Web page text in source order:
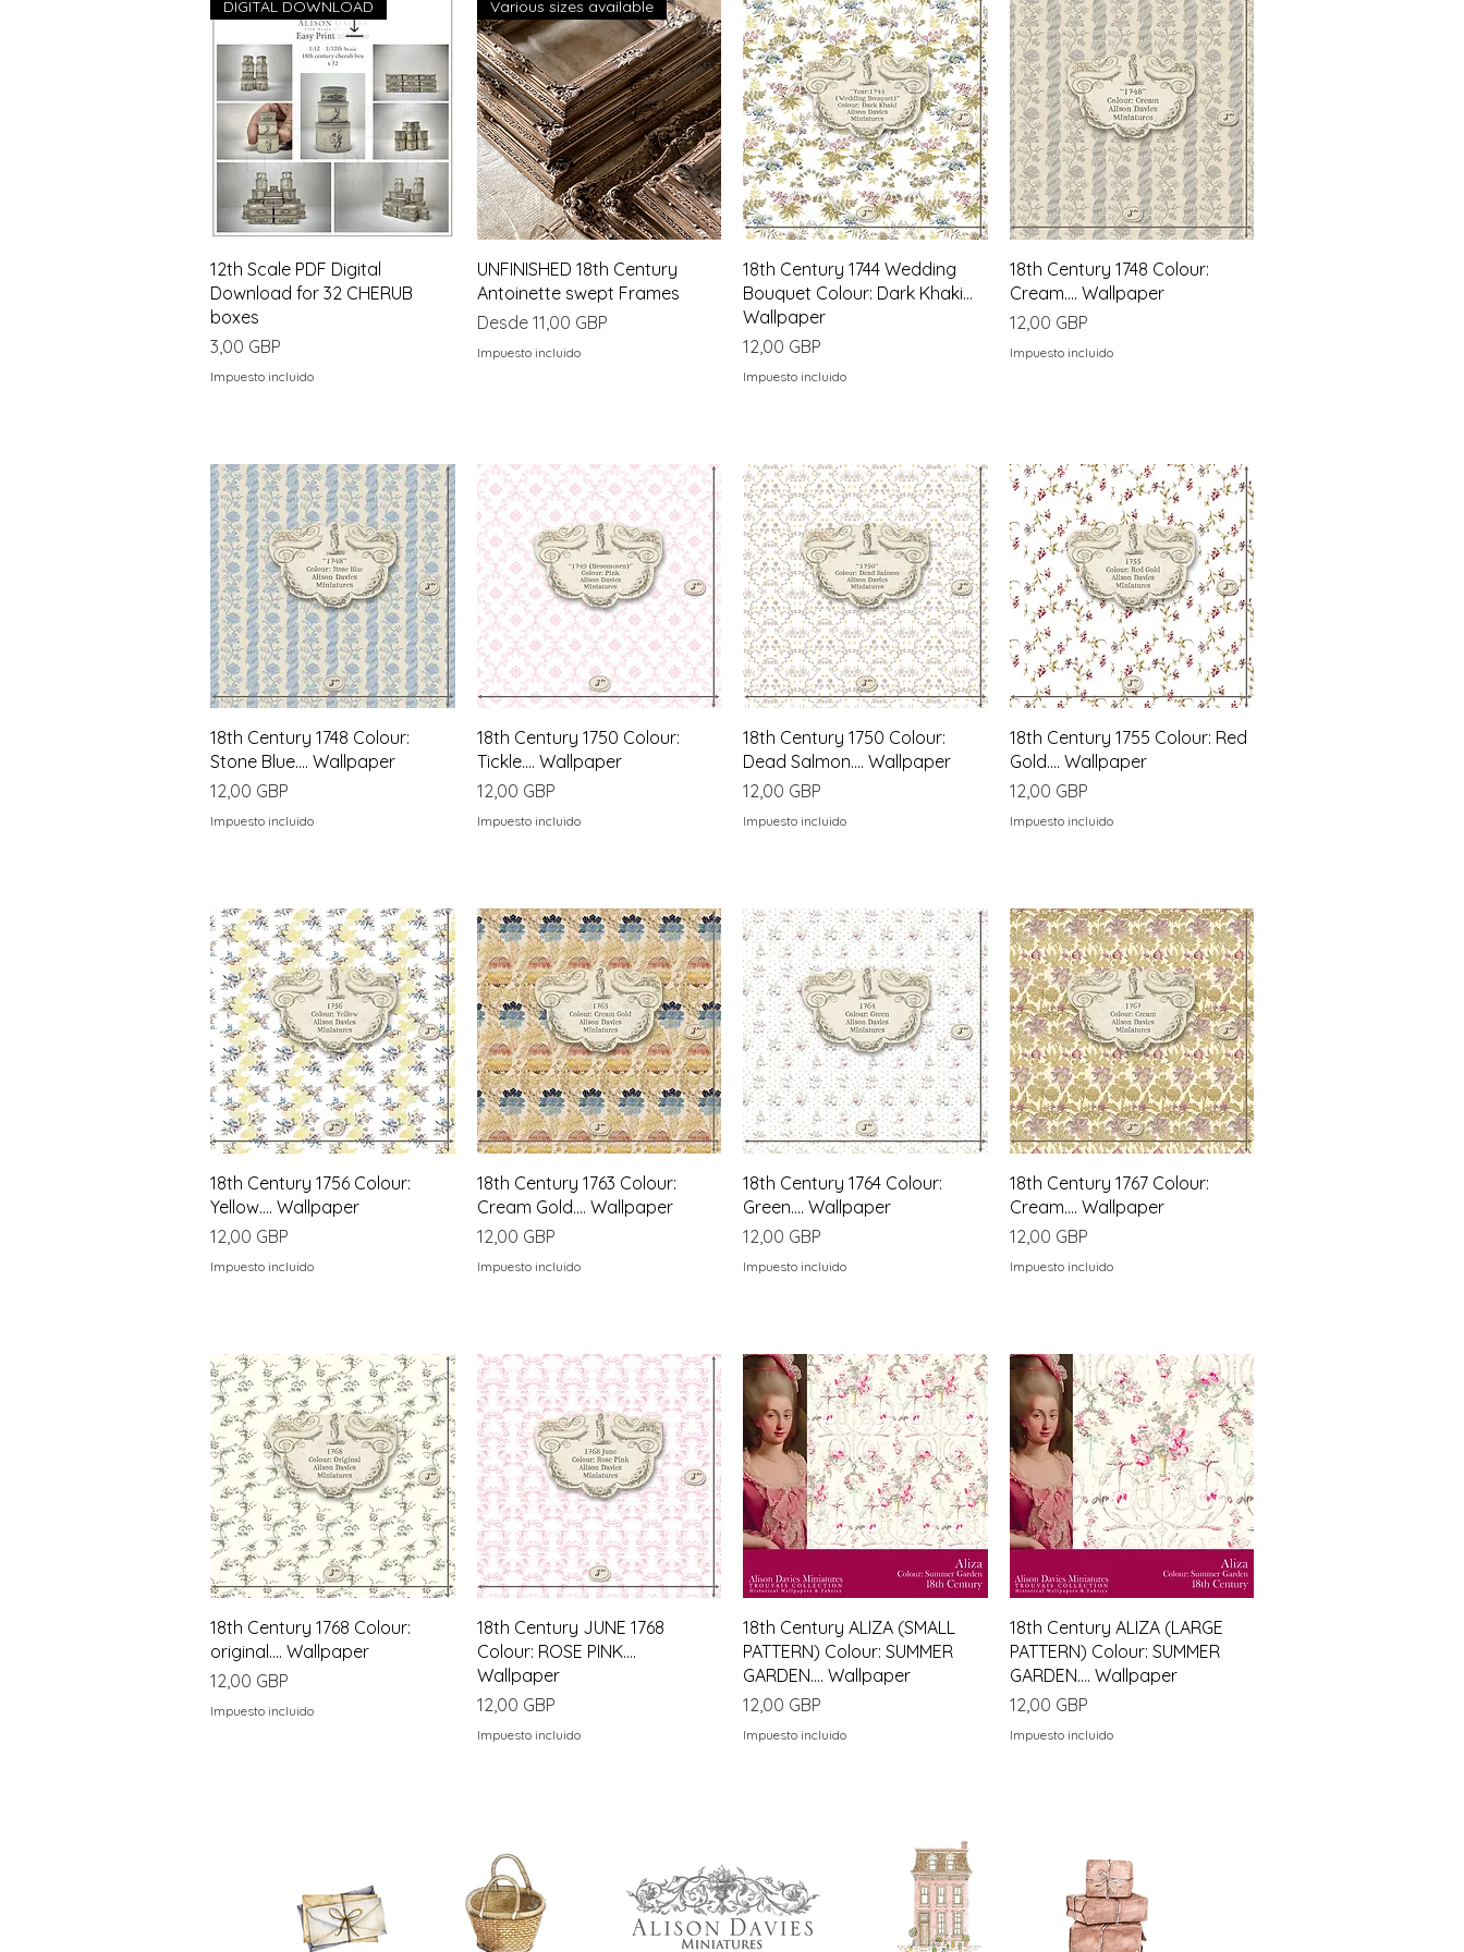
Vista rápida
DIGITAL DOWNLOAD
12th Scale PDF Digital
Download for 32 CHERUB
boxes
Precio
3,00 GBP
Impuesto incluido
Vista rápida
Various sizes available
UNFINISHED 18th Century
Antoinette swept Frames
Desde 11,00 GBP
Precio de oferta
Impuesto incluido
Vista rápida
18th Century 1744 Wedding
Bouquet Colour: Dark Khaki...
Wallpaper
Precio
12,00 GBP
Impuesto incluido
Vista rápida
18th Century 1748 Colour:
Cream.... Wallpaper
Precio
12,00 GBP
Impuesto incluido
Vista rápida
18th Century 1748 Colour:
Stone Blue.... Wallpaper
Precio
12,00 GBP
Impuesto incluido
Vista rápida
18th Century 1750 Colour:
Tickle.... Wallpaper
Precio
12,00 GBP
Impuesto incluido
Vista rápida
18th Century 1750 Colour:
Dead Salmon.... Wallpaper
Precio
12,00 GBP
Impuesto incluido
Vista rápida
18th Century 1755 Colour: Red
Gold.... Wallpaper
Precio
12,00 GBP
Impuesto incluido
Vista rápida
18th Century 1756 Colour:
Yellow.... Wallpaper
Precio
12,00 GBP
Impuesto incluido
Vista rápida
18th Century 1763 Colour:
Cream Gold.... Wallpaper
Precio
12,00 GBP
Impuesto incluido
Vista rápida
18th Century 1764 Colour:
Green.... Wallpaper
Precio
12,00 GBP
Impuesto incluido
Vista rápida
18th Century 1767 Colour:
Cream.... Wallpaper
Precio
12,00 GBP
Impuesto incluido
Vista rápida
18th Century 1768 Colour:
original.... Wallpaper
Precio
12,00 GBP
Impuesto incluido
Vista rápida
18th Century JUNE 1768
Colour: ROSE PINK....
Wallpaper
Precio
12,00 GBP
Impuesto incluido
Vista rápida
18th Century ALIZA (SMALL
PATTERN) Colour: SUMMER
GARDEN.... Wallpaper
Precio
12,00 GBP
Impuesto incluido
Vista rápida
18th Century ALIZA (LARGE
PATTERN) Colour: SUMMER
GARDEN.... Wallpaper
Precio
12,00 GBP
Impuesto incluido